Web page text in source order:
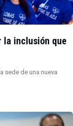
la inclusión que
sede de una nueva